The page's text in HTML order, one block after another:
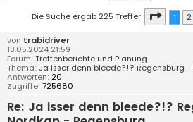
Die Suche ergab 225 Treffer Seite
1 2
von trabidriver
13.05.2024 21:59
Forum: Treffenberichte und Planung
Thema: Ja isser denn bleede?!? Regensburg
Antworten: 20
Zugriffe: 725680
Re: Ja isser denn bleede?!?